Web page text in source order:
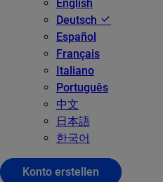
English
Deutsch
Español
Français
Italiano
Português
中文
日本語
한국어
Konto erstellen